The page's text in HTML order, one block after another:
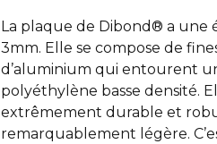
La plaque de Dibond® a une
3mm. Elle se compose de
d’aluminium qui entourent
polyéthylène basse densité.
extrêmement durable et
remarquablement légère.